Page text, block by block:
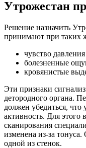
Утрожестан
Решение назначить
принимают при таких
чувство
болезненные
кровянистые
Эти признаки
детородного органа.
должен убедиться, что
активность. Для
сканирования
изменена из-за
одной из стенок.